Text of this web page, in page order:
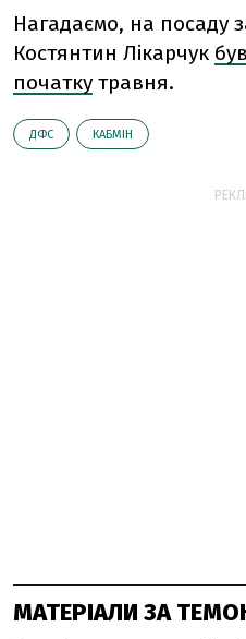
Нагадаємо, на посаду
Костянтин Лікарчук
початку травня.
ДФС КАБМІН
МАТЕРІАЛИ ЗА